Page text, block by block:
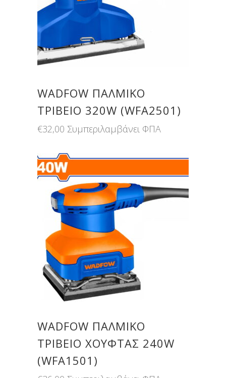
WADFOW ΠΑΛΜΙΚΟ
ΤΡΙΒΕΙΟ 320W (WFA2501)
€32,00 Συμπεριλαμβάνει ΦΠΑ
WADFOW ΠΑΛΜΙΚΟ
ΤΡΙΒΕΙΟ ΧΟΥΦΤΑΣ 240W
(WFA1501)